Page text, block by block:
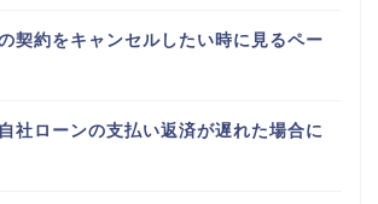
契約をキャンセルしたい時に見るペー
社ローンの支払い返済が遅れた場合に